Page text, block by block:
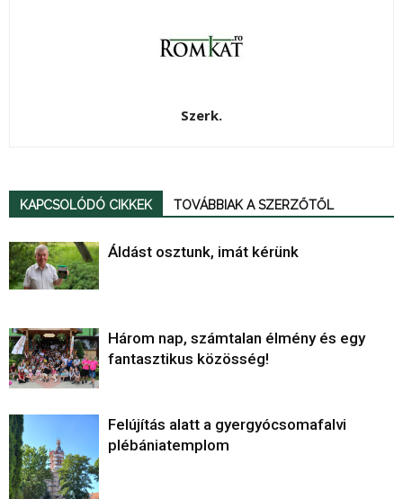
Szerk.
KAPCSOLÓDÓ CIKKEK TOVÁBBIAK A SZERZŐTŐL
Áldást osztunk, imát kérünk
Három nap, számtalan élmény és egy
fantasztikus közösség!
Felújítás alatt a gyergyócsomafalvi
plébániatemplom